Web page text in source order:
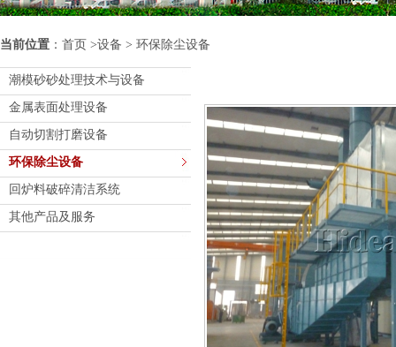
当前位置 ： 首页 >设备 > 环保除尘设备
潮模砂砂处理技术与设备
金属表面处理设备
自动切割打磨设备
环保除尘设备
回炉料破碎清洁系统
其他产品及服务